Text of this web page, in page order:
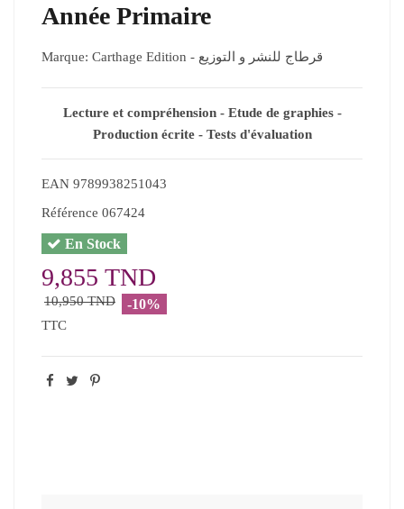
Année Primaire
Marque: Carthage Edition - قرطاج للنشر و التوزيع
Lecture et compréhension - Etude de graphies -
Production écrite - Tests d'évaluation
EAN 9789938251043
Référence 067424
En Stock
9,855 TND
10,950 TND -10%
TTC